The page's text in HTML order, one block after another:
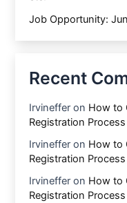
Job Opportunity:
Recent
Irvineffer on How to
Registration
Irvineffer on How to
Registration
Irvineffer on How to
Registration